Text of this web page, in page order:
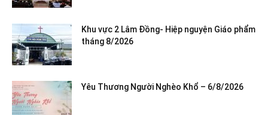
Khu vực 2 Lâm Đồng- Hiệp nguyện Giáo phẩm
tháng 8/2026
Yêu Thương Người Nghèo Khổ – 6/8/2026